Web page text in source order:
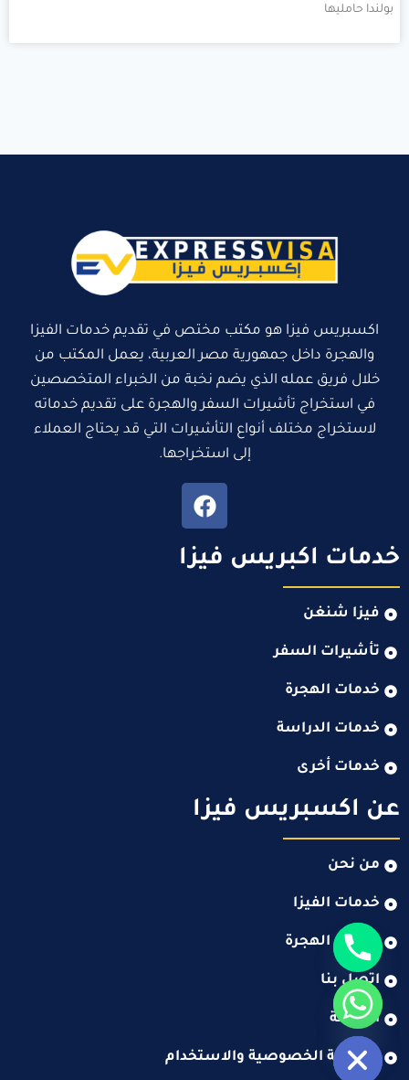
بولندا حامليها
اكسبريس فيزا هو مكتب مختص في تقديم خدمات الفيزا
والهجرة داخل جمهورية مصر العربية، يعمل المكتب من
خلال فريق عمله الذي يضم نخبة من الخبراء المتخصصين
في استخراج تأشيرات السفر والهجرة على تقديم خدماته
لاستخراج مختلف أنواع التأشيرات التي قد يحتاج العملاء
إلى استخراجها.
خدمات اكبريس فيزا
فيزا شنغن
تأشيرات السفر
خدمات الهجرة
خدمات الدراسة
خدمات أخرى
عن اكسبريس فيزا
من نحن
خدمات الفيزا
خدمات الهجرة
اتصل بنا
المدونة
سياسة الخصوصية والاستخدام
Hide